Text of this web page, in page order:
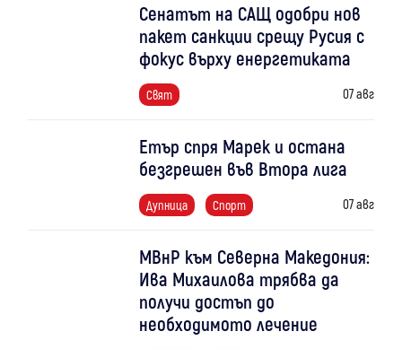
Сенатът на САЩ одобри нов
пакет санкции срещу Русия с
фокус върху енергетиката
Свят 07 авг
Етър спря Марек и остана
безгрешен във Втора лига
Дупница Спорт 07 авг
МВнР към Северна Македония:
Ива Михаилова трябва да
получи достъп до
необходимото лечение